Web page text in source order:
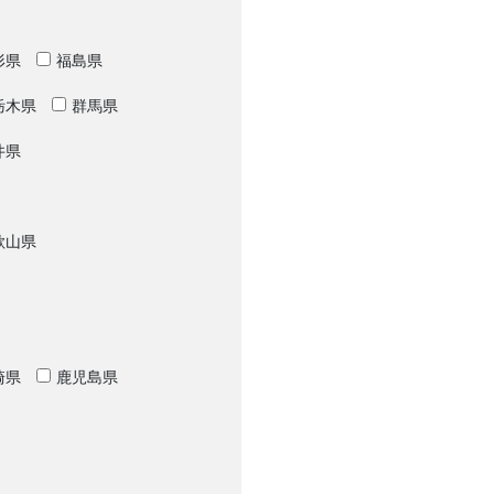
県 福島県
木県 群馬県
県
山県
県 鹿児島県